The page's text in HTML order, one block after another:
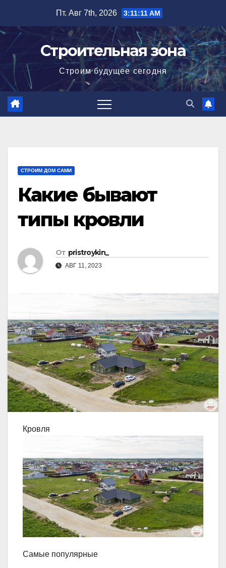
содержимому
Пт. Авг 7th, 2026 3:11:12 AM
Строительная зона
Строим будущее сегодня
СТРОИМ ДОМ САМИ
Какие бывают
типы кровли
От pristroykin_
АВГ 11, 2023
Кровля
Самые популярные